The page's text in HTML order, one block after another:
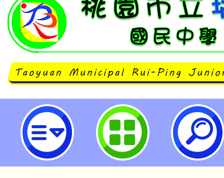
neilrpjhstyc網站設計者：徐嘉